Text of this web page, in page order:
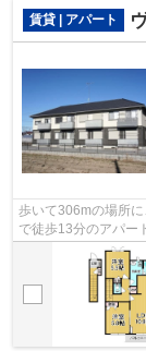
賃貸 | アパート
歩いて306mの場所
で徒歩13分のアパー
いただけます！敷地